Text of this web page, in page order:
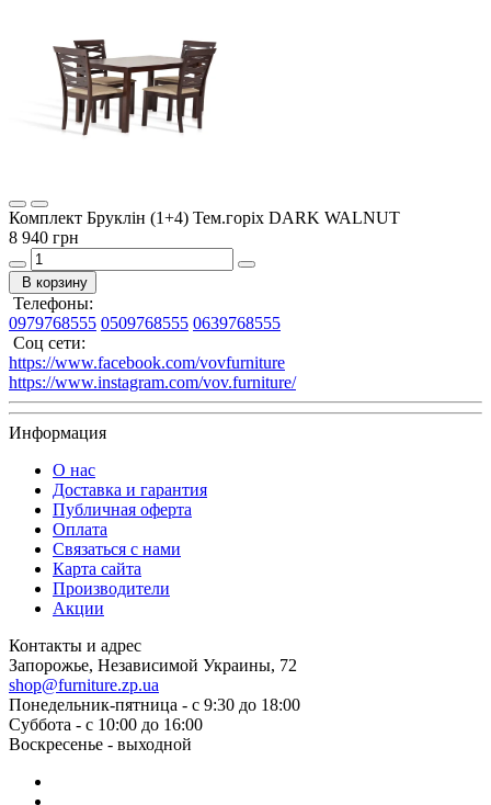
Комплект Бруклін (1+4) Тем.горіх DARK WALNUT
8 940 грн
В корзину
Телефоны:
0979768555 0509768555 0639768555
Соц сети:
https://www.facebook.com/vovfurniture
https://www.instagram.com/vov.furniture/
Информация
О нас
Доставка и гарантия
Публичная оферта
Оплата
Связаться с нами
Карта сайта
Производители
Акции
Контакты и адрес
Запорожье, Независимой Украины, 72
shop@furniture.zp.ua
Понедельник-пятница - с 9:30 до 18:00
Суббота - с 10:00 до 16:00
Воскресенье - выходной